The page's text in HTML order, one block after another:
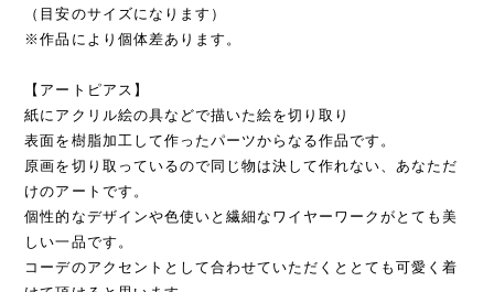
※作品により個体差あります。
紙にアクリル絵の具などで描いた絵を切り取り
表面を樹脂加工して作ったパーツからなる作品です。
原画を切り取っているので同じ物は決して作れない、あなただ
けのアートです。
個性的なデザインや色使いと繊細なワイヤーワークがとても美
しい一品です。
コーデのアクセントとして合わせていただくととても可愛く着
けて頂けると思います。